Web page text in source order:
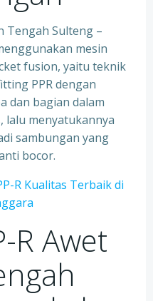
Tengah Sulteng –
mesin
fusion, yaitu teknik
PPR dengan
dan bagian dalam
lalu menyatukannya
sambungan yang
bocor.
R Kualitas Terbaik di
R Awet